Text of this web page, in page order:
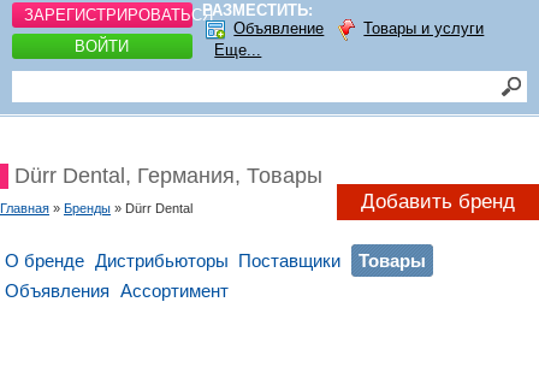
ЗАРЕГИСТРИРОВАТЬСЯ
ВОЙТИ
РАЗМЕСТИТЬ:
Объявление
Товары и услуги
Еще...
Dürr Dental, Германия, Товары
Главная » Бренды » Dürr Dental Добавить бренд
О бренде Дистрибьюторы Поставщики
Товары
Объявления Ассортимент